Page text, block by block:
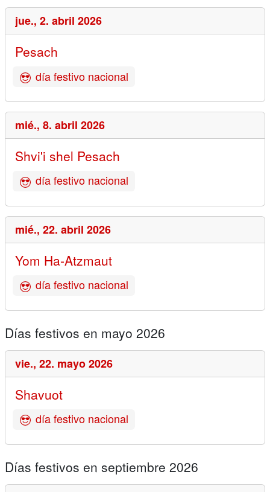
jue., 2. abril 2026
Pesach
día festivo nacional
mié., 8. abril 2026
Shvi'i shel Pesach
día festivo nacional
mié., 22. abril 2026
Yom Ha-Atzmaut
día festivo nacional
Días festivos en mayo 2026
vie., 22. mayo 2026
Shavuot
día festivo nacional
Días festivos en septiembre 2026